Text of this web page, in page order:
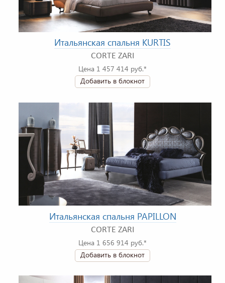
Итальянская спальня KURTIS
CORTE ZARI
Цена 1 457 414 руб.*
Добавить в блокнот
Итальянская спальня PAPILLON
CORTE ZARI
Цена 1 656 914 руб.*
Добавить в блокнот